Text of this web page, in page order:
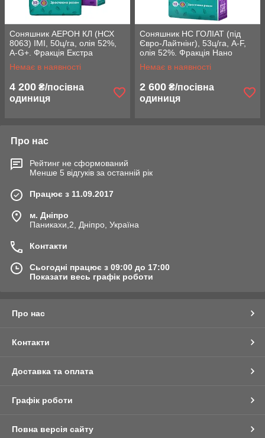
Соняшник AЕРОН КЛ (НСХ
8063) ІМІ, 50ц/га, олія 52%,
A-G+. Фракція Екстра
Немає в наявності
4 200 ₴/посівна
одиниця
Соняшник НС ГОЛІАТ (під
Євро-Лайтнінг), 53ц/га, A-F,
олія 52%. Фракція Нано
Немає в наявності
2 600 ₴/посівна
одиниця
Про нас
Рейтинг не сформований
Менше 5 відгуків за останній рік
Працює з 11.09.2017
м. Дніпро
Паникахи,2, Дніпро, Україна
Контакти
Сьогодні працює з 09:00 до 17:00
Показати весь графік роботи
Про нас
Контакти
Доставка та оплата
Графік роботи
Повна версія сайту